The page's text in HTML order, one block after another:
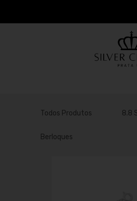
Todos Produtos 8.8
Berloques